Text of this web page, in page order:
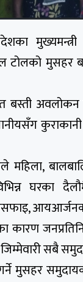
टोलको मुसहर
अवलोकन
महिला,
घरका
कारण
सबै
मुसहर